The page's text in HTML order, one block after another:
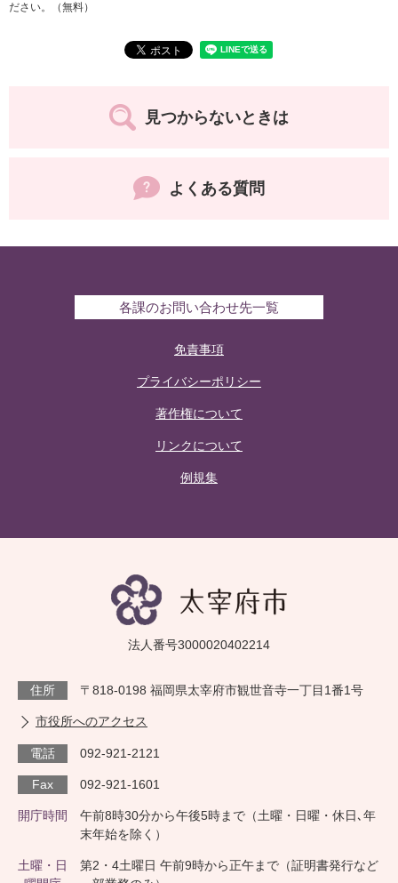
ださい。（無料）
見つからないときは
よくある質問
各課のお問い合わせ先一覧
免責事項
プライバシーポリシー
著作権について
リンクについて
例規集
法人番号3000020402214
住所 〒818-0198 福岡県太宰府市観世音寺一丁目1番1号
市役所へのアクセス
電話 092-921-2121
Fax 092-921-1601
開庁時間
午前8時30分から午後5時まで（土曜・日曜・休日､年
末年始を除く）
土曜・日
第2・4土曜日 午前9時から正午まで（証明書発行など